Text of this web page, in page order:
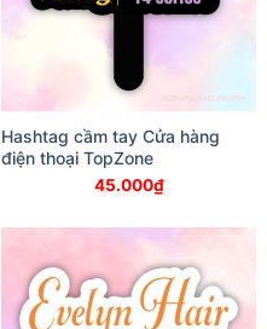
Hashtag cầm tay Cửa hàng
điện thoại TopZone
45.000₫